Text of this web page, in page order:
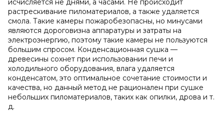
исчисляется не днями, а часами. Не происходит
растрескивание пиломатериалов, а также удаляется
смола. Такие камеры пожаробезопасны, но минусами
являются дороговизна аппаратуры и затраты на
электроэнергию, поэтому такие камеры не пользуются
большим спросом. Конденсационная сушка —
древесины сохнет при использовании печи и
холодильного оборудования, влага удаляется
конденсатом, это оптимальное сочетание стоимости и
качества, но данный метод не рационален при сушке
небольших пиломатериалов, таких как опилки, дрова и т.
д.